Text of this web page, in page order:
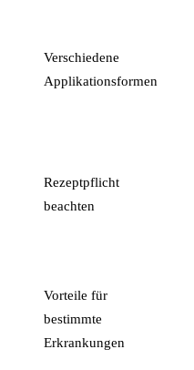
Verschiedene
Applikationsformen
Rezeptpflicht
beachten
Vorteile für
bestimmte
Erkrankungen